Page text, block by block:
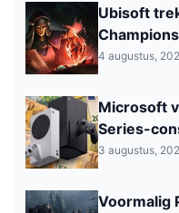
Ubisoft
4 augustus,
Microsoft
Series-
euro
3 augustus,
Voormalig